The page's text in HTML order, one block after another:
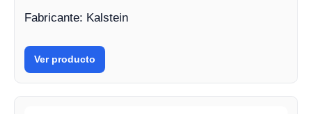
Fabricante: Kalstein
Ver producto